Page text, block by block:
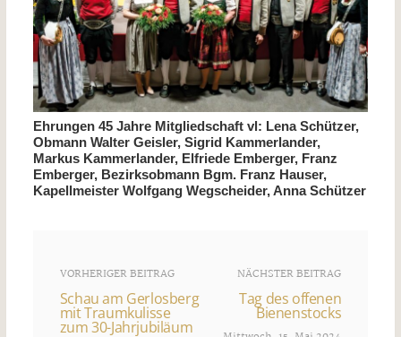
Ehrungen 45 Jahre Mitgliedschaft vl: Lena Schützer,
Obmann Walter Geisler, Sigrid Kammerlander,
Markus Kammerlander, Elfriede Emberger, Franz
Emberger, Bezirksobmann Bgm. Franz Hauser,
Kapellmeister Wolfgang Wegscheider, Anna Schützer
VORHERIGER BEITRAG
Schau am Gerlosberg
mit Traumkulisse
zum 30-Jahrjubiläum
NÄCHSTER BEITRAG
Tag des offenen
Bienenstocks